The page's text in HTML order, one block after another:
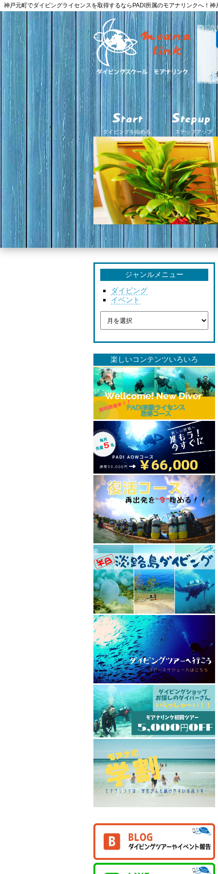
神戸元町でダイビングライセンスを取得するならPADI所属のモアナリンクへ！
ダイビングを始める ステップアップ
ジャンルメニュー
ダイビング
イベント
楽しいコンテンツいろいろ